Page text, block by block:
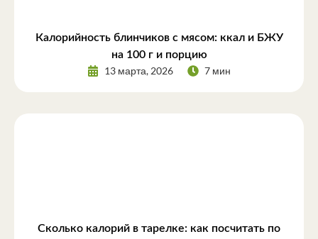
Калорийность блинчиков с мясом: ккал и БЖУ
на 100 г и порцию
13 марта, 2026 7 мин
Сколько калорий в тарелке: как посчитать по